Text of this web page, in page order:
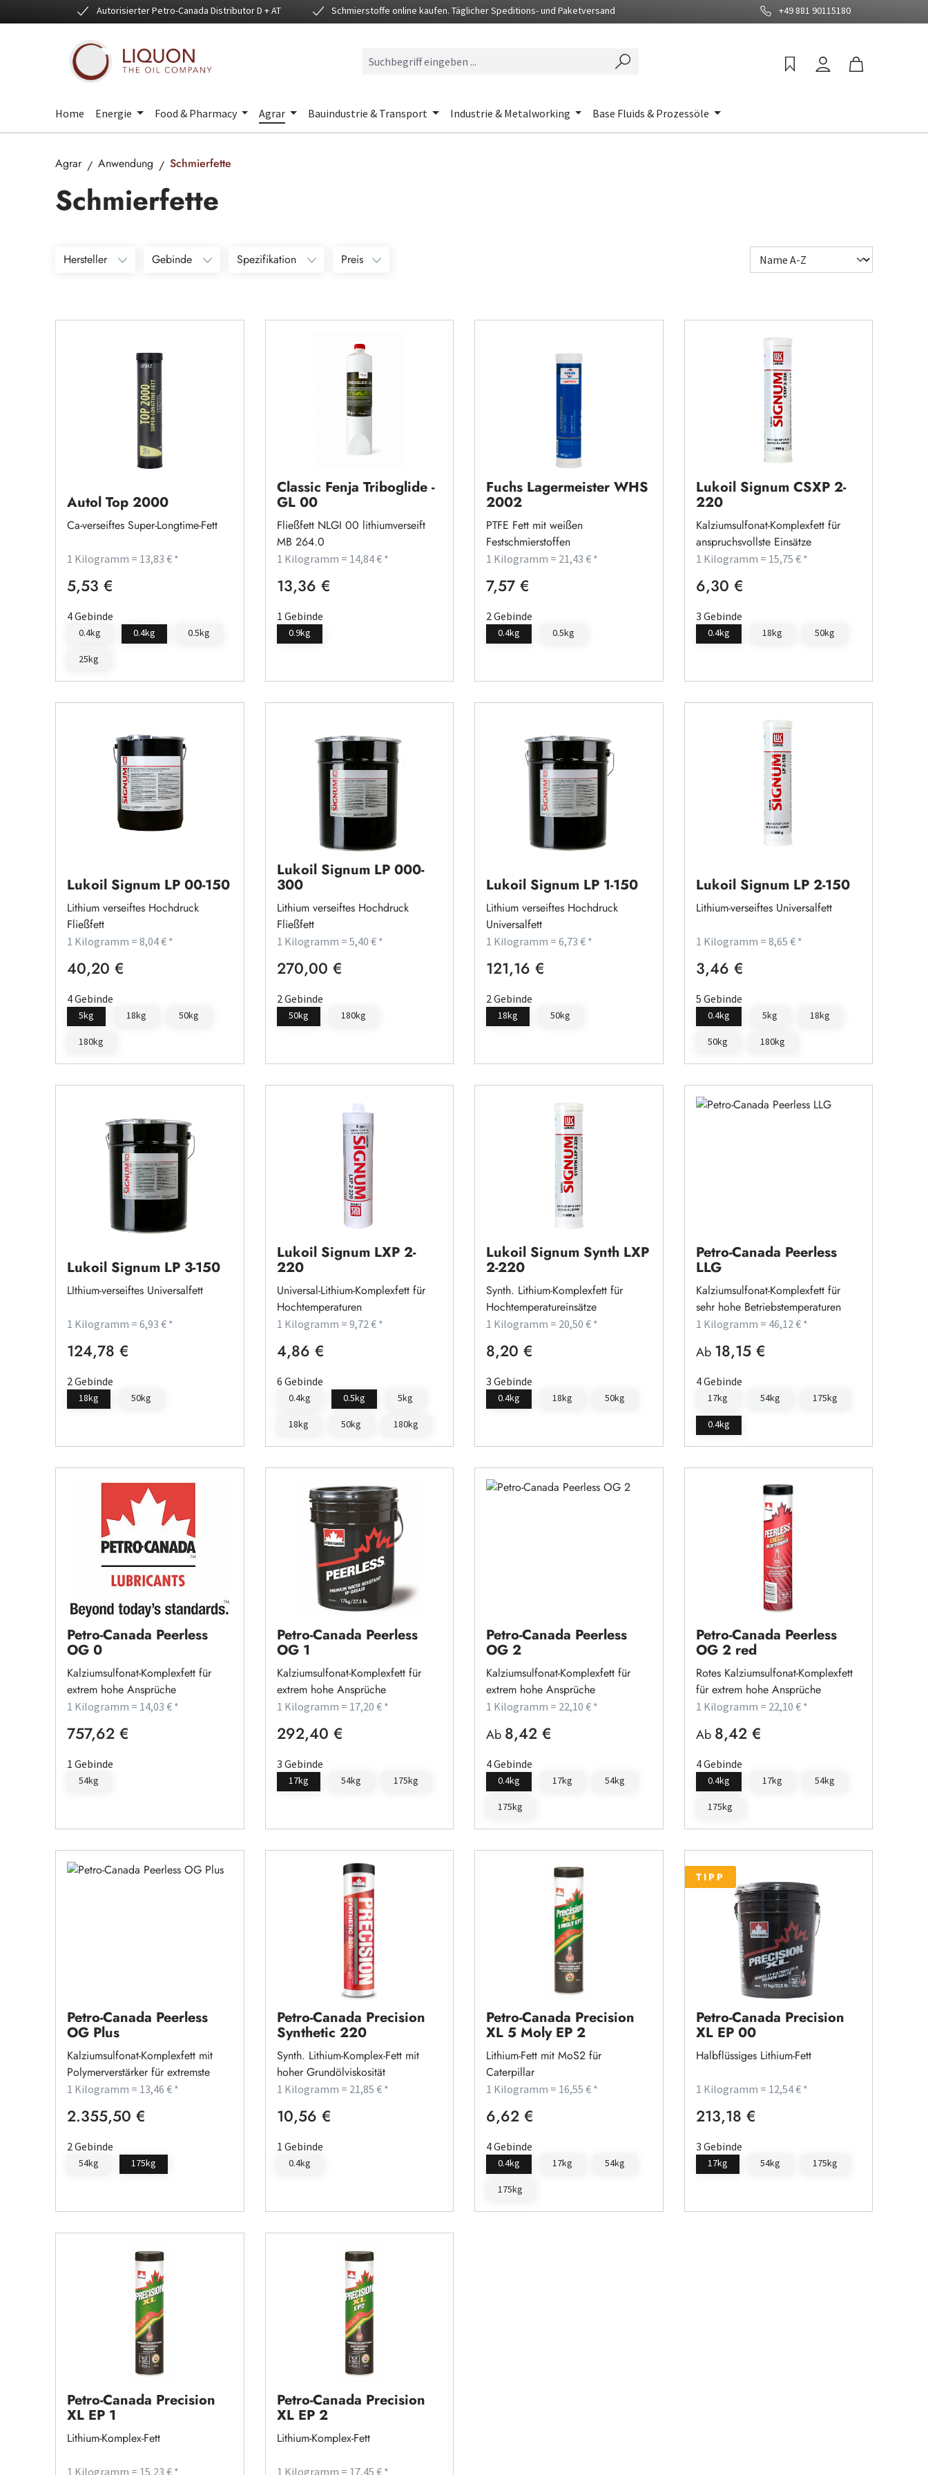
Hauptinhalt springen
Zur Suche springen
Zur Hauptnavigation springenAutorisierter Petro-Canada Distributor D + AT Schmierstoffe online kaufen. Täglicher Speditions- und Paketversand +49 881 90115180
Home Energie Food & Pharmacy Agrar Bauindustrie & Transport Industrie & Metalworking Base Fluids & Prozessöle
Agrar Anwendung Schmierfette
Schmierfette
Hersteller Gebinde Spezifikation Preis
Autol Top 2000
Ca-verseiftes Super-Longtime-Fett
1 Kilogramm = 13,83 € *
Regulärer Preis:
5,53 €
4 Gebinde
0.4kg 0.4kg 0.5kg
25kg
Classic Fenja Triboglide -
GL 00
Fließfett NLGI 00 lithiumverseift
MB 264.0
1 Kilogramm = 14,84 € *
Regulärer Preis:
13,36 €
1 Gebinde
0.9kg
Fuchs Lagermeister WHS
2002
PTFE Fett mit weißen
Festschmierstoffen
1 Kilogramm = 21,43 € *
Regulärer Preis:
7,57 €
2 Gebinde
0.4kg 0.5kg
Lukoil Signum CSXP 2-
220
Kalziumsulfonat-Komplexfett für
anspruchsvollste Einsätze
1 Kilogramm = 15,75 € *
Regulärer Preis:
6,30 €
3 Gebinde
0.4kg 18kg 50kg
Lukoil Signum LP 00-150
Lithium verseiftes Hochdruck
Fließfett
1 Kilogramm = 8,04 € *
Regulärer Preis:
40,20 €
4 Gebinde
5kg 18kg 50kg
180kg
Lukoil Signum LP 000-
300
Lithium verseiftes Hochdruck
Fließfett
1 Kilogramm = 5,40 € *
Regulärer Preis:
270,00 €
2 Gebinde
50kg 180kg
Lukoil Signum LP 1-150
Lithium verseiftes Hochdruck
Universalfett
1 Kilogramm = 6,73 € *
Regulärer Preis:
121,16 €
2 Gebinde
18kg 50kg
Lukoil Signum LP 2-150
Lithium-verseiftes Universalfett
1 Kilogramm = 8,65 € *
Regulärer Preis:
3,46 €
5 Gebinde
0.4kg 5kg 18kg
50kg 180kg
Lukoil Signum LP 3-150
LIthium-verseiftes Universalfett
1 Kilogramm = 6,93 € *
Regulärer Preis:
124,78 €
2 Gebinde
18kg 50kg
Lukoil Signum LXP 2-
220
Universal-Lithium-Komplexfett für
Hochtemperaturen
1 Kilogramm = 9,72 € *
Regulärer Preis:
4,86 €
6 Gebinde
0.4kg 0.5kg 5kg
18kg 50kg 180kg
Lukoil Signum Synth LXP
2-220
Synth. Lithium-Komplexfett für
Hochtemperatureinsätze
1 Kilogramm = 20,50 € *
Regulärer Preis:
8,20 €
3 Gebinde
0.4kg 18kg 50kg
Petro-Canada Peerless
LLG
Kalziumsulfonat-Komplexfett für
sehr hohe Betriebstemperaturen
1 Kilogramm = 46,12 € *
Regulärer Preis:
Ab 18,15 €
4 Gebinde
17kg 54kg 175kg
0.4kg
Petro-Canada Peerless
OG 0
Kalziumsulfonat-Komplexfett für
extrem hohe Ansprüche
1 Kilogramm = 14,03 € *
Regulärer Preis:
757,62 €
1 Gebinde
54kg
Petro-Canada Peerless
OG 1
Kalziumsulfonat-Komplexfett für
extrem hohe Ansprüche
1 Kilogramm = 17,20 € *
Regulärer Preis:
292,40 €
3 Gebinde
17kg 54kg 175kg
Petro-Canada Peerless
OG 2
Kalziumsulfonat-Komplexfett für
extrem hohe Ansprüche
1 Kilogramm = 22,10 € *
Regulärer Preis:
Ab 8,42 €
4 Gebinde
0.4kg 17kg 54kg
175kg
Petro-Canada Peerless
OG 2 red
Rotes Kalziumsulfonat-Komplexfett
für extrem hohe Ansprüche
1 Kilogramm = 22,10 € *
Regulärer Preis:
Ab 8,42 €
4 Gebinde
0.4kg 17kg 54kg
175kg
Petro-Canada Peerless
OG Plus
Kalziumsulfonat-Komplexfett mit
Polymerverstärker für extremste
Ansprüche
1 Kilogramm = 13,46 € *
Regulärer Preis:
2.355,50 €
2 Gebinde
54kg 175kg
Petro-Canada Precision
Synthetic 220
Synth. Lithium-Komplex-Fett mit
hoher Grundölviskosität
1 Kilogramm = 21,85 € *
Regulärer Preis:
10,56 €
1 Gebinde
0.4kg
Petro-Canada Precision
XL 5 Moly EP 2
Lithium-Fett mit MoS2 für
Caterpillar
1 Kilogramm = 16,55 € *
Regulärer Preis:
6,62 €
4 Gebinde
0.4kg 17kg 54kg
175kg
TIPP
Petro-Canada Precision
XL EP 00
Halbflüssiges Lithium-Fett
1 Kilogramm = 12,54 € *
Regulärer Preis:
213,18 €
3 Gebinde
17kg 54kg 175kg
Petro-Canada Precision
XL EP 1
Lithium-Komplex-Fett
1 Kilogramm = 15,23 € *
Petro-Canada Precision
XL EP 2
Lithium-Komplex-Fett
1 Kilogramm = 17,45 € *